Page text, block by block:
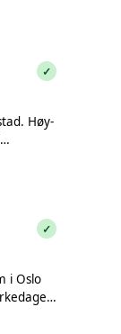
✓
Høy-
✓
i Oslo